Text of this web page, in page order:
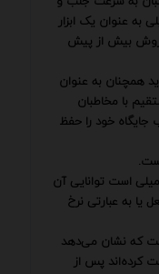
به عنوان یک ابزار
فروش بیش از پیش
همچنان به عنوان
با مخاطبان
خود را حفظ
است توانایی آن
یا به عبارتی نرخ
که نشان می‌دهد
کرده‌اند پس از